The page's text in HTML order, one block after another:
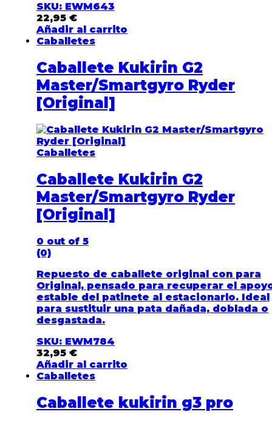
SKU: EWM643
22,95 €
Añadir al carrito
Caballetes
Caballete Kukirin G2
Master/Smartgyro Ryder
[Original]
Caballetes
Caballete Kukirin G2
Master/Smartgyro Ryder
[Original]
0 out of 5
(0)
Repuesto de caballete original con para
Original, pensado para recuperar el
estable del patinete al estacionarlo. Ideal
para sustituir una pata dañada, doblada o
desgastada.
SKU: EWM784
32,95 €
Añadir al carrito
Caballetes
Caballete kukirin g3 pro